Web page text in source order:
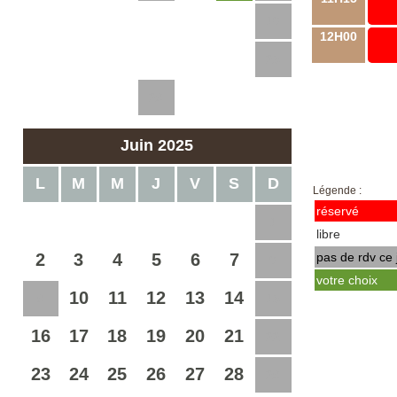
Juin 2025
L M M J V S D
2 3 4 5 6 7
10 11 12 13 14
16 17 18 19 20 21
23 24 25 26 27 28
12H00
Légende :
réservé
libre
pas de rdv ce
votre choix